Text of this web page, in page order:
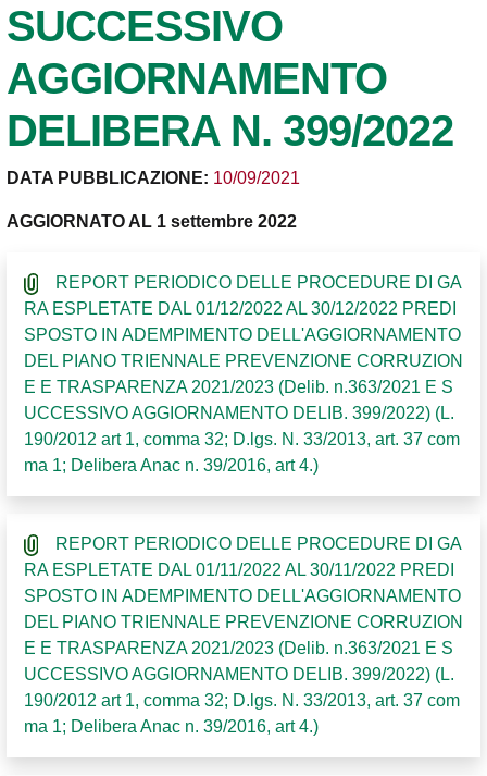
SUCCESSIVO
AGGIORNAMENTO
DELIBERA N. 399/2022
DATA PUBBLICAZIONE: 10/09/2021
AGGIORNATO AL 1 settembre 2022
REPORT PERIODICO DELLE PROCEDURE DI GA
RA ESPLETATE DAL 01/12/2022 AL 30/12/2022 PREDI
SPOSTO IN ADEMPIMENTO DELL'AGGIORNAMENTO
DEL PIANO TRIENNALE PREVENZIONE CORRUZION
E E TRASPARENZA 2021/2023 (Delib. n.363/2021 E S
UCCESSIVO AGGIORNAMENTO DELIB. 399/2022) (L.
190/2012 art 1, comma 32; D.lgs. N. 33/2013, art. 37 com
ma 1; Delibera Anac n. 39/2016, art 4.)
REPORT PERIODICO DELLE PROCEDURE DI GA
RA ESPLETATE DAL 01/11/2022 AL 30/11/2022 PREDI
SPOSTO IN ADEMPIMENTO DELL'AGGIORNAMENTO
DEL PIANO TRIENNALE PREVENZIONE CORRUZION
E E TRASPARENZA 2021/2023 (Delib. n.363/2021 E S
UCCESSIVO AGGIORNAMENTO DELIB. 399/2022) (L.
190/2012 art 1, comma 32; D.lgs. N. 33/2013, art. 37 com
ma 1; Delibera Anac n. 39/2016, art 4.)